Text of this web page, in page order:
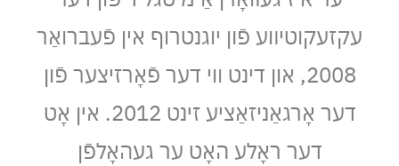
עקזעקוטיװע פֿון יוגנטרוף אין פֿעברואַר
2008, און דינט ווי דער פֿאָרזיצער פֿון
דער אָרגאַניזאַציע זינט 2012. אין אָט
דער ראָלע האָט ער געהאָלפֿן